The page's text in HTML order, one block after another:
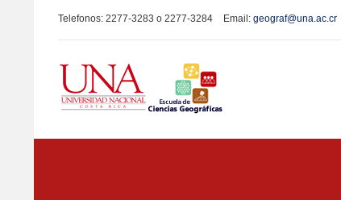
Telefonos: 2277-3283 o 2277-3284 Email: geograf@una.ac.cr